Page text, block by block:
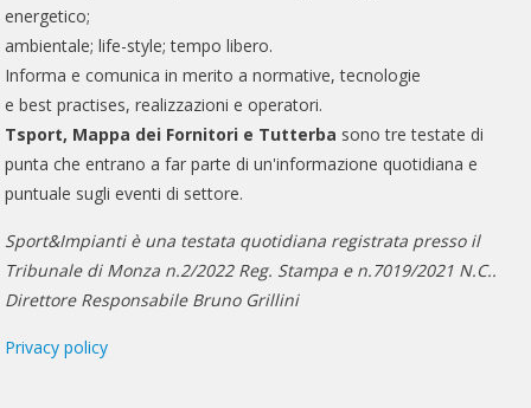
energetico;
ambientale; life-style; tempo libero.
Informa e comunica in merito a normative, tecnologie
e best practises, realizzazioni e operatori.
Tsport, Mappa dei Fornitori e Tutterba sono tre testate di
punta che entrano a far parte di un'informazione quotidiana e
puntuale sugli eventi di settore.
Sport&Impianti è una testata quotidiana registrata presso il
Tribunale di Monza n.2/2022 Reg. Stampa e n.7019/2021 N.C..
Direttore Responsabile Bruno Grillini
Privacy policy